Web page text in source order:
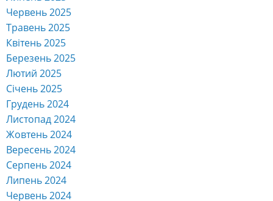
Червень 2025
Травень 2025
Квітень 2025
Березень 2025
Лютий 2025
Січень 2025
Грудень 2024
Листопад 2024
Жовтень 2024
Вересень 2024
Серпень 2024
Липень 2024
Червень 2024